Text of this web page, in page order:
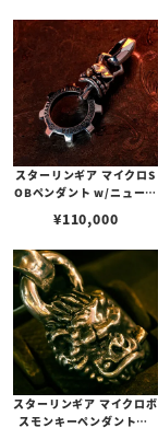
スターリンギア マイクロS
OBペンダント w/ニューギ
¥110,000
スターリンギア マイクロボ
スモンキーペンダントw/